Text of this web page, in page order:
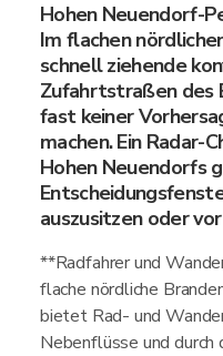
Hohen Neuendorf-
Im flachen
schnell ziehende
Zufahrtstraßen des
fast keiner
machen. Ein Radar-
Hohen Neuendorfs
auszusitzen oder
**Radfahrer und
flache nördliche
bietet Rad- und
Nebenflüsse und durch